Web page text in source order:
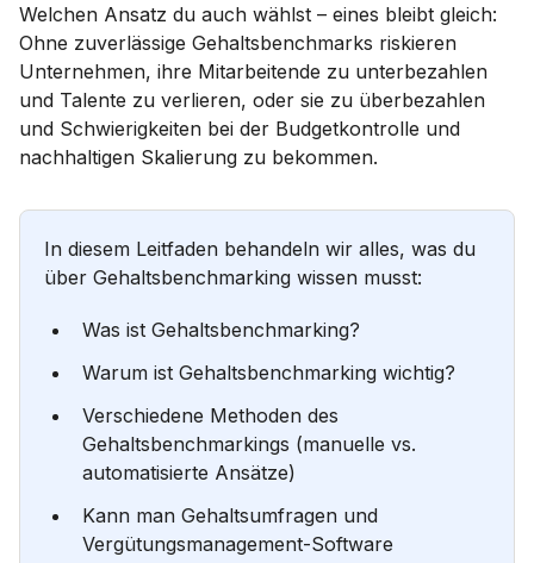
Welchen Ansatz du auch wählst – eines bleibt gleich:
Ohne zuverlässige Gehaltsbenchmarks riskieren
Unternehmen, ihre Mitarbeitende zu unterbezahlen
und Talente zu verlieren, oder sie zu überbezahlen
und Schwierigkeiten bei der Budgetkontrolle und
nachhaltigen Skalierung zu bekommen.
In diesem Leitfaden behandeln wir alles, was du
über Gehaltsbenchmarking wissen musst:
Was ist Gehaltsbenchmarking?
Warum ist Gehaltsbenchmarking wichtig?
Verschiedene Methoden des
Gehaltsbenchmarkings (manuelle vs.
automatisierte Ansätze)
Kann man Gehaltsumfragen und
Vergütungsmanagement-Software